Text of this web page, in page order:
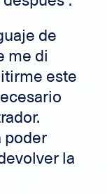
de
me di
este
poder
la